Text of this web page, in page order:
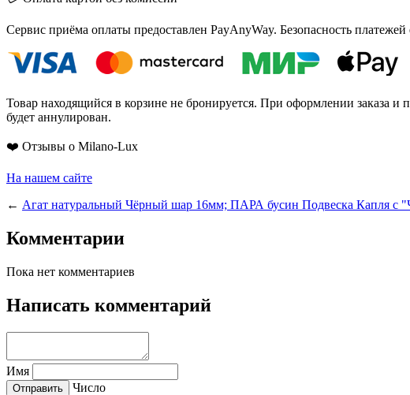
Сервис приёма оплаты предоставлен PayAnyWay. Безопасность
Товар находящийся в корзине не бронируется. При оформлении заказа и
будет аннулирован.
❤️ Отзывы о Milano-Lux
На нашем сайте
← Агат натуральный Чёрный шар 16мм; ПАРА бусин Подвеска Капля с
Комментарии
Пока нет комментариев
Написать комментарий
Имя
Число